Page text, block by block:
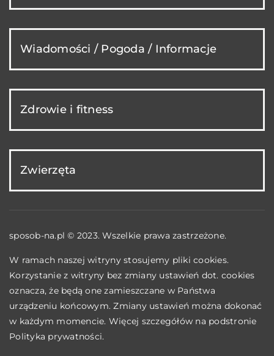
Wiadomości / Pogoda / Informacje
Zdrowie i fitness
Zwierzęta
sposob-na.pl © 2023. Wszelkie prawa zastrzeżone.
W ramach naszej witryny stosujemy pliki cookies.
Korzystanie z witryny bez zmiany ustawień dot. cookies
oznacza, że będą one zamieszczane w Państwa
urządzeniu końcowym. Zmiany ustawień można dokonać
w każdym momencie. Więcej szczegółów na podstronie
Polityka prywatności.